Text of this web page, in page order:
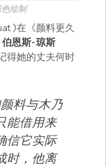
绘制
在《颜料更久
伯恩斯-琼斯
得她的丈夫何时
料与木乃
能借用来
信它实际
时，他离